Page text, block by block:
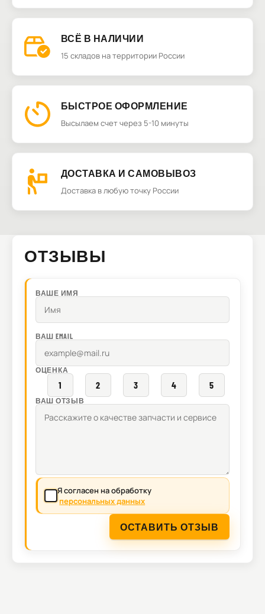
ВСЁ В НАЛИЧИИ
15 складов на территории России
БЫСТРОЕ ОФОРМЛЕНИЕ
Высылаем счет через 5-10 минуты
ДОСТАВКА И САМОВЫВОЗ
Доставка в любую точку России
ОТЗЫВЫ
ВАШЕ ИМЯ
ВАШ EMAIL
ОЦЕНКА
1 2 3 4 5
ВАШ ОТЗЫВ
Я согласен на обработку
персональных данных
ОСТАВИТЬ ОТЗЫВ